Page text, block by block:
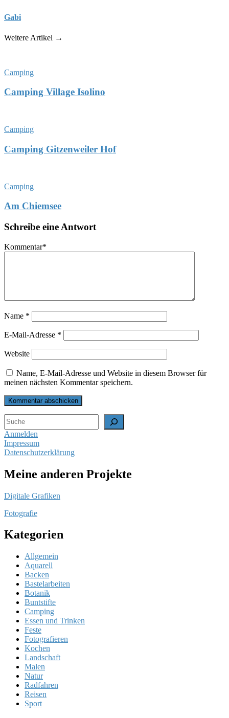
Gabi
Weitere Artikel →
Camping
Camping Village Isolino
Camping
Camping Gitzenweiler Hof
Camping
Am Chiemsee
Schreibe eine Antwort
Kommentar*
Name *
E-Mail-Adresse *
Website
Name, E-Mail-Adresse und Website in diesem Browser für
meinen nächsten Kommentar speichern.
Suchen
Anmelden
Impressum
Datenschutzerklärung
Meine anderen Projekte
Digitale Grafiken
Fotografie
Kategorien
Allgemein
Aquarell
Backen
Bastelarbeiten
Botanik
Buntstifte
Camping
Essen und Trinken
Feste
Fotografieren
Kochen
Landschaft
Malen
Natur
Radfahren
Reisen
Sport